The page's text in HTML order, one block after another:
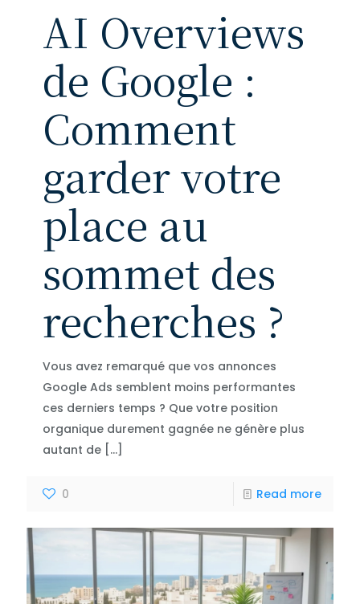
AI Overviews
de Google :
Comment
garder votre
place au
sommet des
recherches ?
Vous avez remarqué que vos annonces
Google Ads semblent moins performantes
ces derniers temps ? Que votre position
organique durement gagnée ne génère plus
autant de […]
0 Read more